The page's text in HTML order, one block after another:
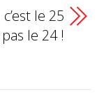
le 25
le 24 !